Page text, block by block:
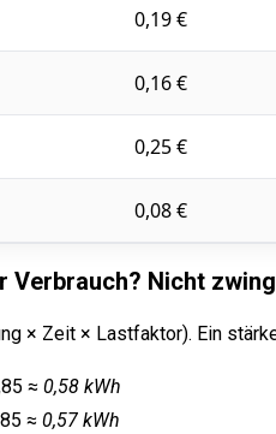
0,19 €
0,16 €
0,25 €
0,08 €
Verbrauch? Nicht
× Zeit × Lastfaktor). Ein
≈ 0,58 kWh
≈ 0,57 kWh